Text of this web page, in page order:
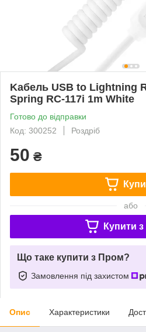
Kабель USB to Lightning
Spring RC-117i 1m White
Готово до відправки
Код: 300252
Роздріб
50 ₴
або
Купити з
Що таке купити з Пром?
Замовлення під захистом
Опис Характеристики